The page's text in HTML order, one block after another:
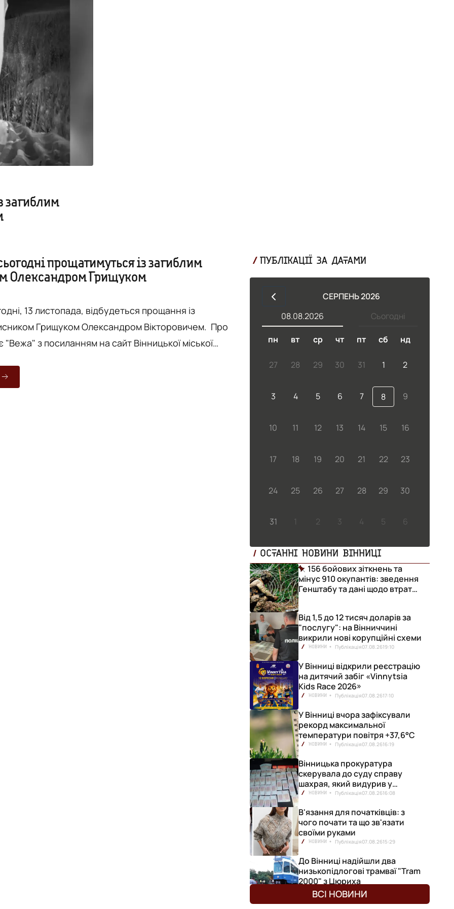
загиблим
прощатимуться із загиблим
Олександром Грищуком
13 листопада, відбудеться прощання із
Грищуком Олександром Вікторовичем. Про
"Вежа" з посиланням на сайт Вінницької міської
та о 10:30 – у Храмі Святого Великомученика
(вул. Л. Лук’яненка, 16). Чин поховання воїна
ПУБЛІКАЦІЇ ЗА ДАТАМИ
СЕРПЕНЬ 2026
Сьогодні
08.08.2026
пн вт ср чт пт сб нд
27 28 29 30 31 1 2
3 4 5 6 7 8 9
10 11 12 13 14 15 16
17 18 19 20 21 22 23
24 25 26 27 28 29 30
31 1 2 3 4 5 6
ОСТАННІ НОВИНИ ВІННИЦІ
156 бойових зіткнень та
мінус 910 окупантів: зведення
Генштабу та дані щодо втрат
Від 1,5 до 12 тисяч доларів за
"послугу": на Вінниччині
викрили нові корупційні схеми
НОВИНИ Публікація07.08.2619:10
У Вінниці відкрили реєстрацію
на дитячий забіг «Vinnytsia
Kids Race 2026»
НОВИНИ Публікація07.08.2617:10
У Вінниці вчора зафіксували
рекорд максимальної
температури повітря +37,6°С
НОВИНИ Публікація07.08.2616:19
Вінницька прокуратура
скерувала до суду справу
шахрая, який видурив у
вінничанки 154 тисячі гривень
НОВИНИ Публікація07.08.2616:08
В'язання для початківців: з
чого почати та що зв'язати
своїми руками
НОВИНИ Публікація07.08.2615:29
До Вінниці надійшли два
низькопідлогові трамваї "Tram
2000" з Цюриха
НОВИНИ Публікація07.08.26
ВСІ НОВИНИ